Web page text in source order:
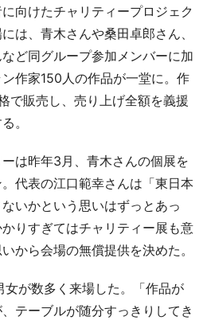
向けたチャリティープロジェク
は、青木さんや桑田卓郎さん、
ど同グループ参加メンバーに加
作家150人の作品が一堂に。作
で販売し、売り上げ全額を義援
。
は昨年3月、青木さんの個展を
代表の江口範幸さんは「東日本
いかという思いはずっとあっ
りすぎてはチャリティー展も意
から会場の無償提供を決めた。
が数多く来場した。「作品が
テーブルが随分すっきりしてき